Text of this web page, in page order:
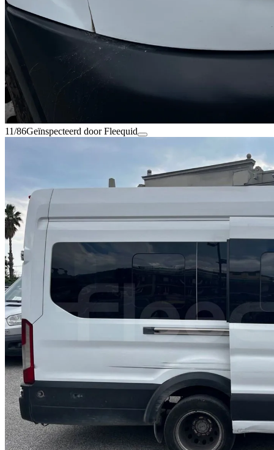
11/86Geïnspecteerd door Fleequid